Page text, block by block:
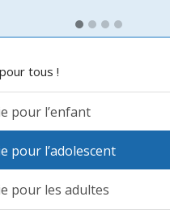
tous !
pour l’enfant
pour l’adolescent
pour les adultes